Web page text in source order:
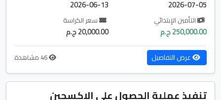
2026-07-05
2026-06-13
التأمين الإبتدائي
250,000.00 ج.م
سعر الكراسة
20,000.00 ج.م
عرض التفاصيل
تنفيذ عملية الحصول علي الاكسجين